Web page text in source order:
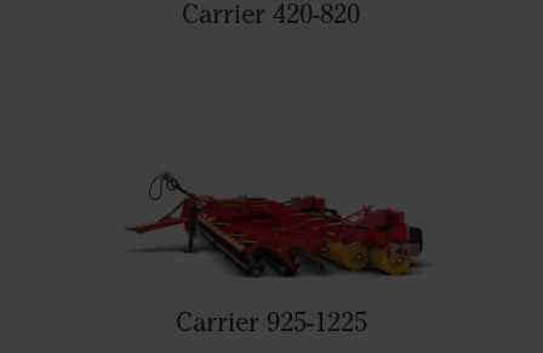
Carrier 420-820
Carrier 925-1225